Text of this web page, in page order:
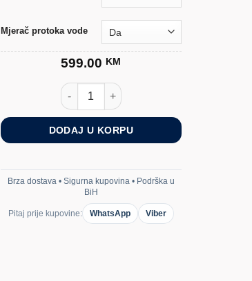
Mjerač protoka vode
599.00 KM
Filter za Vodu BWT Bestdrink Set
DODAJ U KORPU
Brza dostava • Sigurna kupovina • Podrška u
BiH
Pitaj prije kupovine: WhatsApp Viber